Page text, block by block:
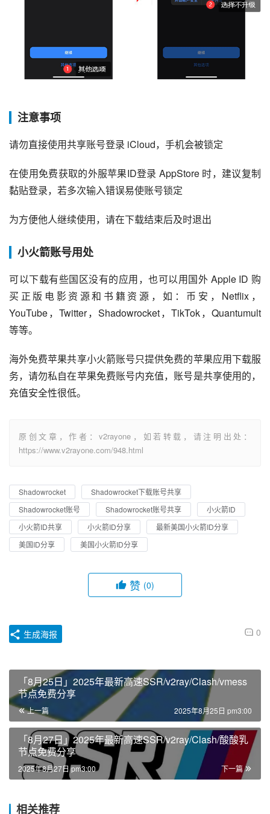
注意事项
请勿直接使用共享账号登录 iCloud，手机会被锁定
在使用免费获取的外服苹果ID登录 AppStore 时，建议复制
黏贴登录，若多次输入错误易使账号锁定
为方便他人继续使用，请在下载结束后及时退出
小火箭账号用处
可以下载有些国区没有的应用，也可以用国外 Apple ID 购
买正版电影资源和书籍资源，如：币安，Netflix，
YouTube，Twitter，Shadowrocket，TikTok，Quantumult
等等。
海外免费苹果共享小火箭账号只提供免费的苹果应用下载服
务，请勿私自在苹果免费账号内充值，账号是共享使用的，
充值安全性很低。
原创文章，作者：v2rayone，如若转载，请注明出处：
https://www.v2rayone.com/948.html
Shadowrocket
Shadowrocket下载账号共享
Shadowrocket账号
Shadowrocket账号共享
小火箭ID
小火箭ID共享
小火箭ID分享
最新美国小火箭ID分享
美国ID分享
美国小火箭ID分享
赞 (0)
0
生成海报
「8月25日」2025年最新高速SSR/v2ray/Clash/vmess
节点免费分享
上一篇 2025年8月25日 pm3:00
「8月27日」2025年最新高速SSR/v2ray/Clash/酸酸乳
节点免费分享
下一篇
2025年8月27日 pm3:00
相关推荐